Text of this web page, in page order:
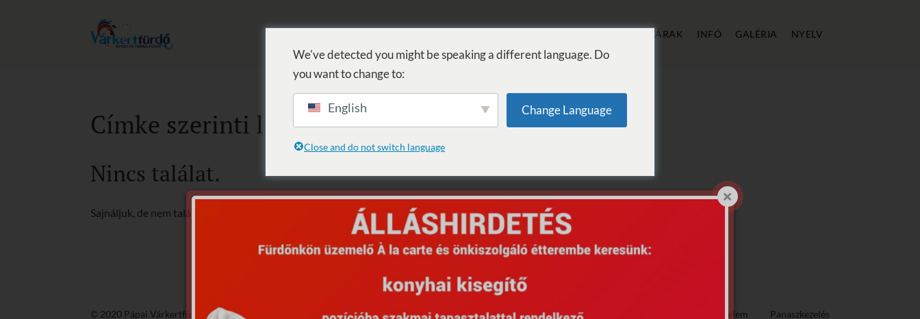
ÁRAK INFÓ GALÉRIA NYELV
Címke szerinti lista: Lui bűvész
Nincs találat.
Sajnáljuk, de nem található, amit keresett.
© 2020 Pápai Várkertfürdő -GyGaTech' Hirdetmények EU Projektek Adatvédelem Panaszkezelés
We've detected you might be speaking a different language. Do
you want to change to:
English Change Language
Close and do not switch language